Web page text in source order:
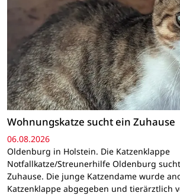
Wohnungskatze sucht ein Zuhause
06.08.2026
Oldenburg in Holstein. Die Katzenklappe
Notfallkatze/Streunerhilfe Oldenburg sucht
Zuhause. Die junge Katzendame wurde
Katzenklappe abgegeben und tierärztlich